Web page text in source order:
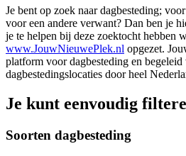
Je bent op zoek naar dagbesteding;
voor een andere verwant? Dan ben je
je te helpen bij deze zoektocht hebben
www.JouwNieuwePlek.nl opgezet.
platform voor dagbesteding en
dagbestedingslocaties door heel
Je kunt eenvoudig
Soorten dagbesteding